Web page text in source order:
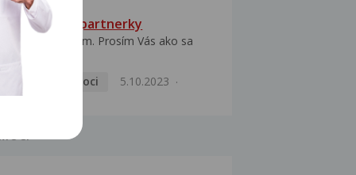
HPV typ 52 u partnerky
Dobrý deň prajem. Prosím Vás ako sa
Pohlavní nemoci
5.10.2023